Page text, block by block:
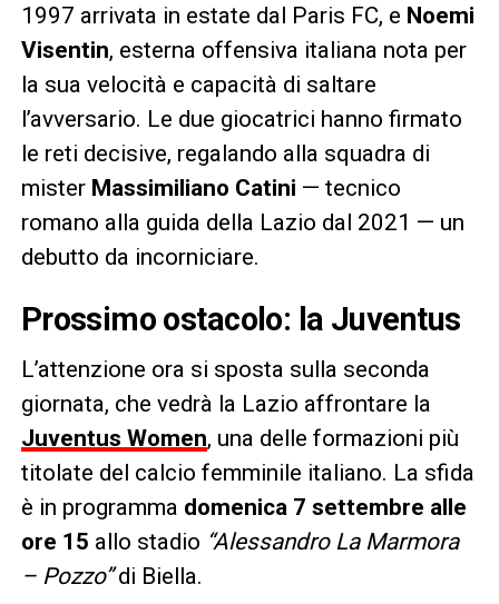
1997 arrivata in estate dal Paris FC, e Noemi
Visentin, esterna offensiva italiana nota per
la sua velocità e capacità di saltare
l’avversario. Le due giocatrici hanno firmato
le reti decisive, regalando alla squadra di
mister Massimiliano Catini — tecnico
romano alla guida della Lazio dal 2021 — un
debutto da incorniciare.
Prossimo ostacolo: la Juventus
L’attenzione ora si sposta sulla seconda
giornata, che vedrà la Lazio affrontare la
Juventus Women, una delle formazioni più
titolate del calcio femminile italiano. La sfida
è in programma domenica 7 settembre alle
ore 15 allo stadio “Alessandro La Marmora
– Pozzo”di Biella.